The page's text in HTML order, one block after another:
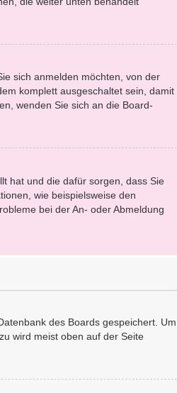
sich anmelden möchten, von der
komplett ausgeschaltet sein, damit
wenden Sie sich an die Board-
hat und die dafür sorgen, dass Sie
wie beispielsweise den
bei der An- oder Abmeldung
des Boards gespeichert. Um
wird meist oben auf der Seite